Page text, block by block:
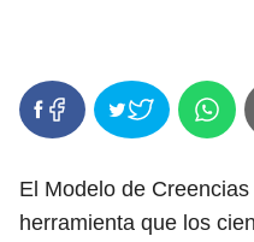
El Modelo de
herramienta que los